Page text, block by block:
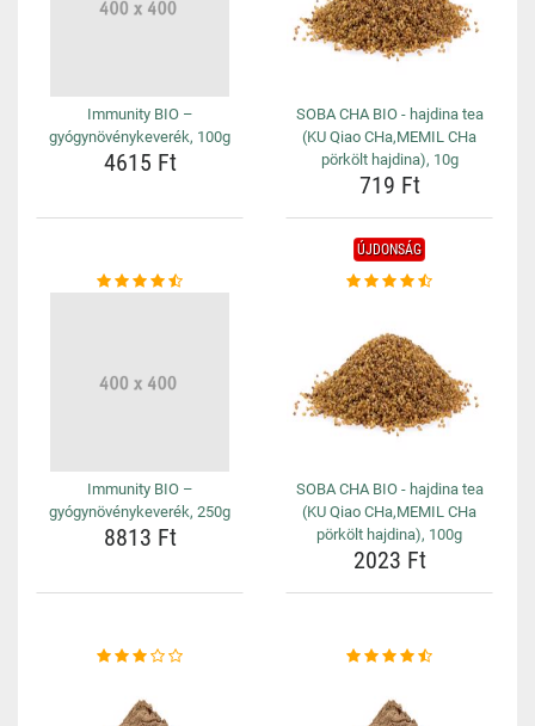
Immunity BIO –
gyógynövénykeverék, 100g
4615 Ft
SOBA CHA BIO - hajdina tea
(KU Qiao CHa,MEMIL CHa
pörkölt hajdina), 10g
719 Ft
Immunity BIO –
gyógynövénykeverék, 250g
8813 Ft
ÚJDONSÁG
SOBA CHA BIO - hajdina tea
(KU Qiao CHa,MEMIL CHa
pörkölt hajdina), 100g
2023 Ft